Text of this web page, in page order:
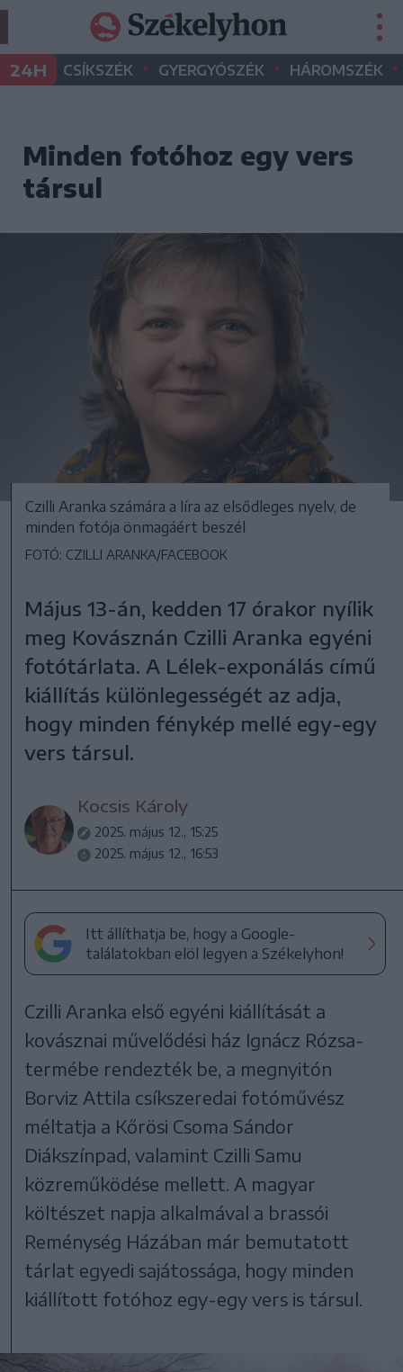
24H CSÍKSZÉK • GYERGYÓSZÉK • HÁROMSZÉK •
Minden fotóhoz egy vers
társul
Czilli Aranka számára a líra az elsődleges nyelv, de
minden fotója önmagáért beszél
FOTÓ: CZILLI ARANKA/FACEBOOK
Május 13-án, kedden 17 órakor nyílik
meg Kovásznán Czilli Aranka egyéni
fotótárlata. A Lélek-exponálás című
kiállítás különlegességét az adja,
hogy minden fénykép mellé egy-egy
vers társul.
Kocsis Károly
2025. május 12., 15:25
2025. május 12., 16:53
Itt állíthatja be, hogy a Google-
találatokban elöl legyen a Székelyhon!
Czilli Aranka első egyéni kiállítását a
kovásznai művelődési ház Ignácz Rózsa-
termébe rendezték be, a megnyitón
Borviz Attila csíkszeredai fotóművész
méltatja a Kőrösi Csoma Sándor
Diákszínpad, valamint Czilli Samu
közreműködése mellett. A magyar
költészet napja alkalmával a brassói
Reménység Házában már bemutatott
tárlat egyedi sajátossága, hogy minden
kiállított fotóhoz egy-egy vers is társul.